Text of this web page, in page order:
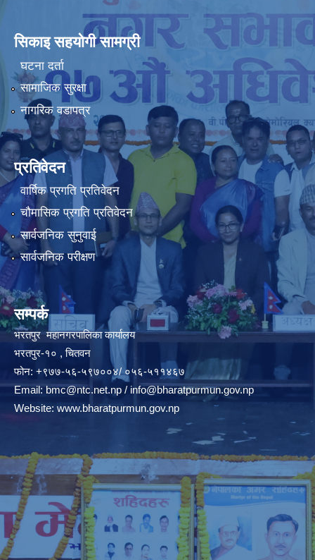
सिकाइ सहयोगी सामग्री
घटना दर्ता
सामाजिक सुरक्षा
नागरिक वडापत्र
प्रतिवेदन
वार्षिक प्रगति प्रतिवेदन
चौमासिक प्रगति प्रतिवेदन
सार्वजनिक सुनुवाई
सार्वजनिक परीक्षण
सम्पर्क
भरतपुर महानगरपालिका कार्यालय
भरतपुर-१० , चितवन
फोन: +९७७-५६-५९७००४/ ०५६-५११४६७
Email:bmc@ntc.net.np / info@bharatpurmun.gov.np
Website: www.bharatpurmun.gov.np